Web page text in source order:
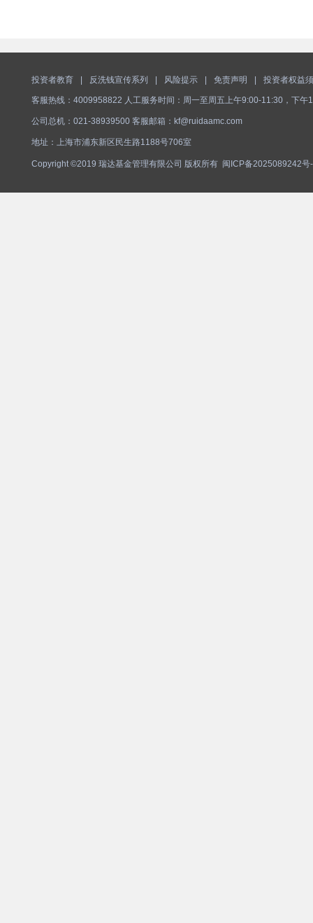
投资者教育 反洗钱宣传系列 风险提示 免责声明 投资者权益
客服热线：4009958822 人工服务时间：周一至周五上午9:00-11:30，下午
公司总机：021-38939500 客服邮箱：kf@ruidaamc.com
地址：上海市浦东新区民生路1188号706室
Copyright ©2019 瑞达基金管理有限公司 版权所有 闽ICP备2025089242号